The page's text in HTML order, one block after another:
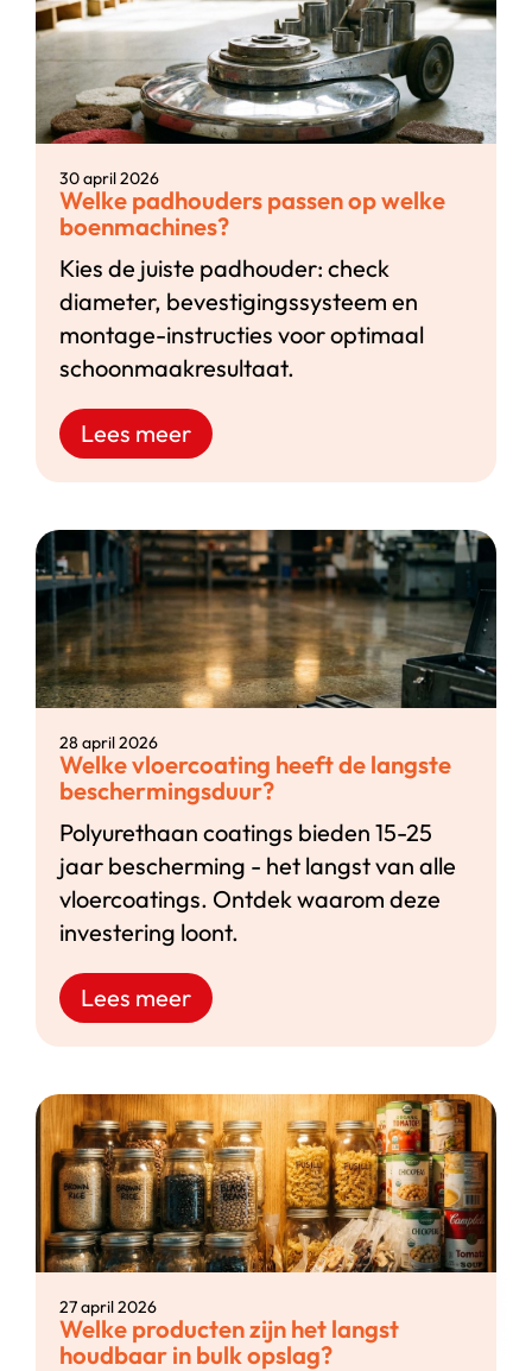
30 april 2026
Welke padhouders passen op welke
boenmachines?
Kies de juiste padhouder: check
diameter, bevestigingssysteem en
montage-instructies voor optimaal
schoonmaakresultaat.
Lees meer
28 april 2026
Welke vloercoating heeft de langste
beschermingsduur?
Polyurethaan coatings bieden 15-25
jaar bescherming - het langst van alle
vloercoatings. Ontdek waarom deze
investering loont.
Lees meer
27 april 2026
Welke producten zijn het langst
houdbaar in bulk opslag?